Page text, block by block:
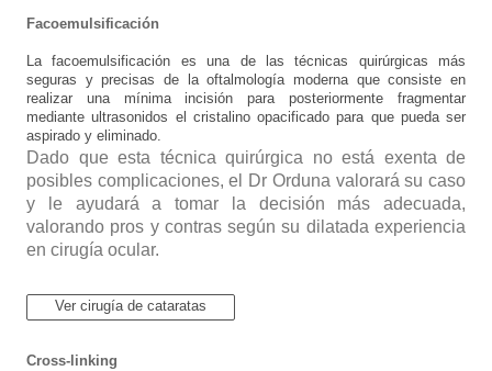
Facoemulsificación
La facoemulsificación es una de las técnicas quirúrgicas más
seguras y precisas de la oftalmología moderna que consiste en
realizar una mínima incisión para posteriormente fragmentar
mediante ultrasonidos el cristalino opacificado para que pueda ser
aspirado y eliminado.
Dado que esta técnica quirúrgica no está exenta de
posibles complicaciones, el Dr Orduna valorará su caso
y le ayudará a tomar la decisión más adecuada,
valorando pros y contras según su dilatada experiencia
en cirugía ocular.
Ver cirugía de cataratas
Cross-linking